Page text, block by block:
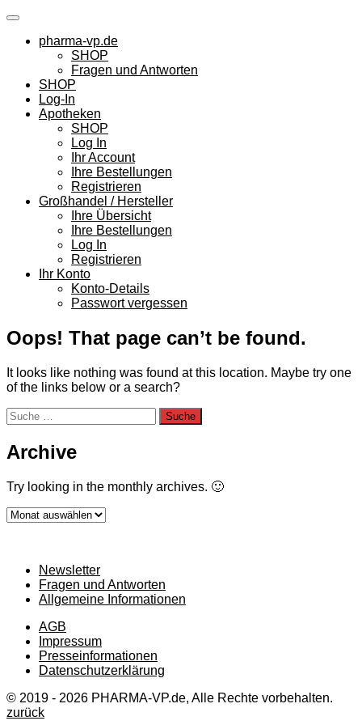
Skip
contentpharma-vp.de
SHOP
Fragen und Antworten
SHOP
Log-In
Apotheken
SHOP
Log In
Ihr Account
Ihre Bestellungen
Registrieren
Großhandel / Hersteller
Ihre Übersicht
Ihre Bestellungen
Log In
Registrieren
Ihr Konto
Konto-Details
Passwort vergessen
Oops! That page can’t be found.
It looks like nothing was found at this location. Maybe try one
of the links below or a search?
Suche
nach:
Archive
Try looking in the monthly archives. 🙂
Archive
Newsletter
Fragen und Antworten
Allgemeine Informationen
AGB
Impressum
Presseinformationen
Datenschutzerklärung
© 2019 - 2026 PHARMA-VP.de, Alle Rechte vorbehalten.
zurück